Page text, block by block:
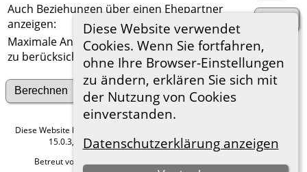
Diese Website verwendet
Cookies. Wenn Sie fortfahren,
ohne Ihre Browser-Einstellungen
zu ändern, erklären Sie sich mit
der Nutzung von Cookies
einverstanden.
Datenschutzerklärung anzeigen
Auch Beziehungen über einen Ehepartner
anzeigen:
Maximale Anzahl der
zu berücksichtigenden Generationen:
Suche nach anderen Verbindungen
Diese Website läuft mit
15.0.3, programmiert von Darrin Lythgoe © 2001-2026.
Betreut von